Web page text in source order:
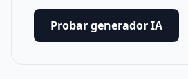
Probar generador IA